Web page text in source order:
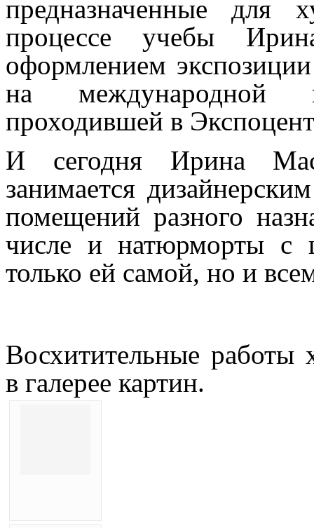
предназначенные для
процессе учебы
оформлением
на международной
проходившей в
И сегодня Ирина
занимается
помещений разного
числе и натюрморты с
только ей самой, но и
Восхитительные работы
в галерее картин.